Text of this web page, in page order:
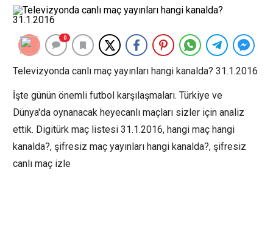
0
Televizyonda canlı maç yayınları hangi kanalda? 31.1.2016
İşte günün önemli futbol karşılaşmaları. Türkiye ve
Dünya'da oynanacak heyecanlı maçları sizler için analiz
ettik. Digitürk maç listesi 31.1.2016, hangi maç hangi
kanalda?, şifresiz maç yayınları hangi kanalda?, şifresiz
canlı maç izle